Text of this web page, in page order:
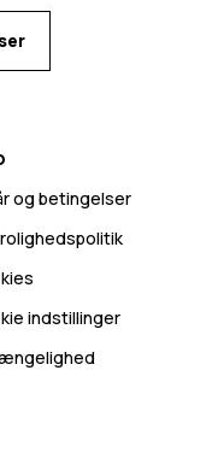
og betingelser
indstillinger